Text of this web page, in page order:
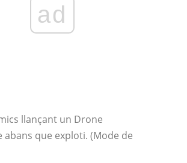
ad
llançant un Drone
que exploti. (Mode de